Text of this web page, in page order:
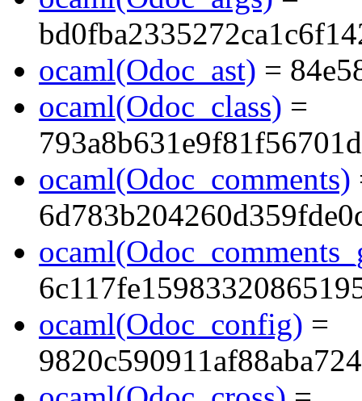
ocaml(Odoc_ast) =
ocaml(Odoc_class) =
ocaml(Odoc_comments)
ocaml(Odoc_config) =